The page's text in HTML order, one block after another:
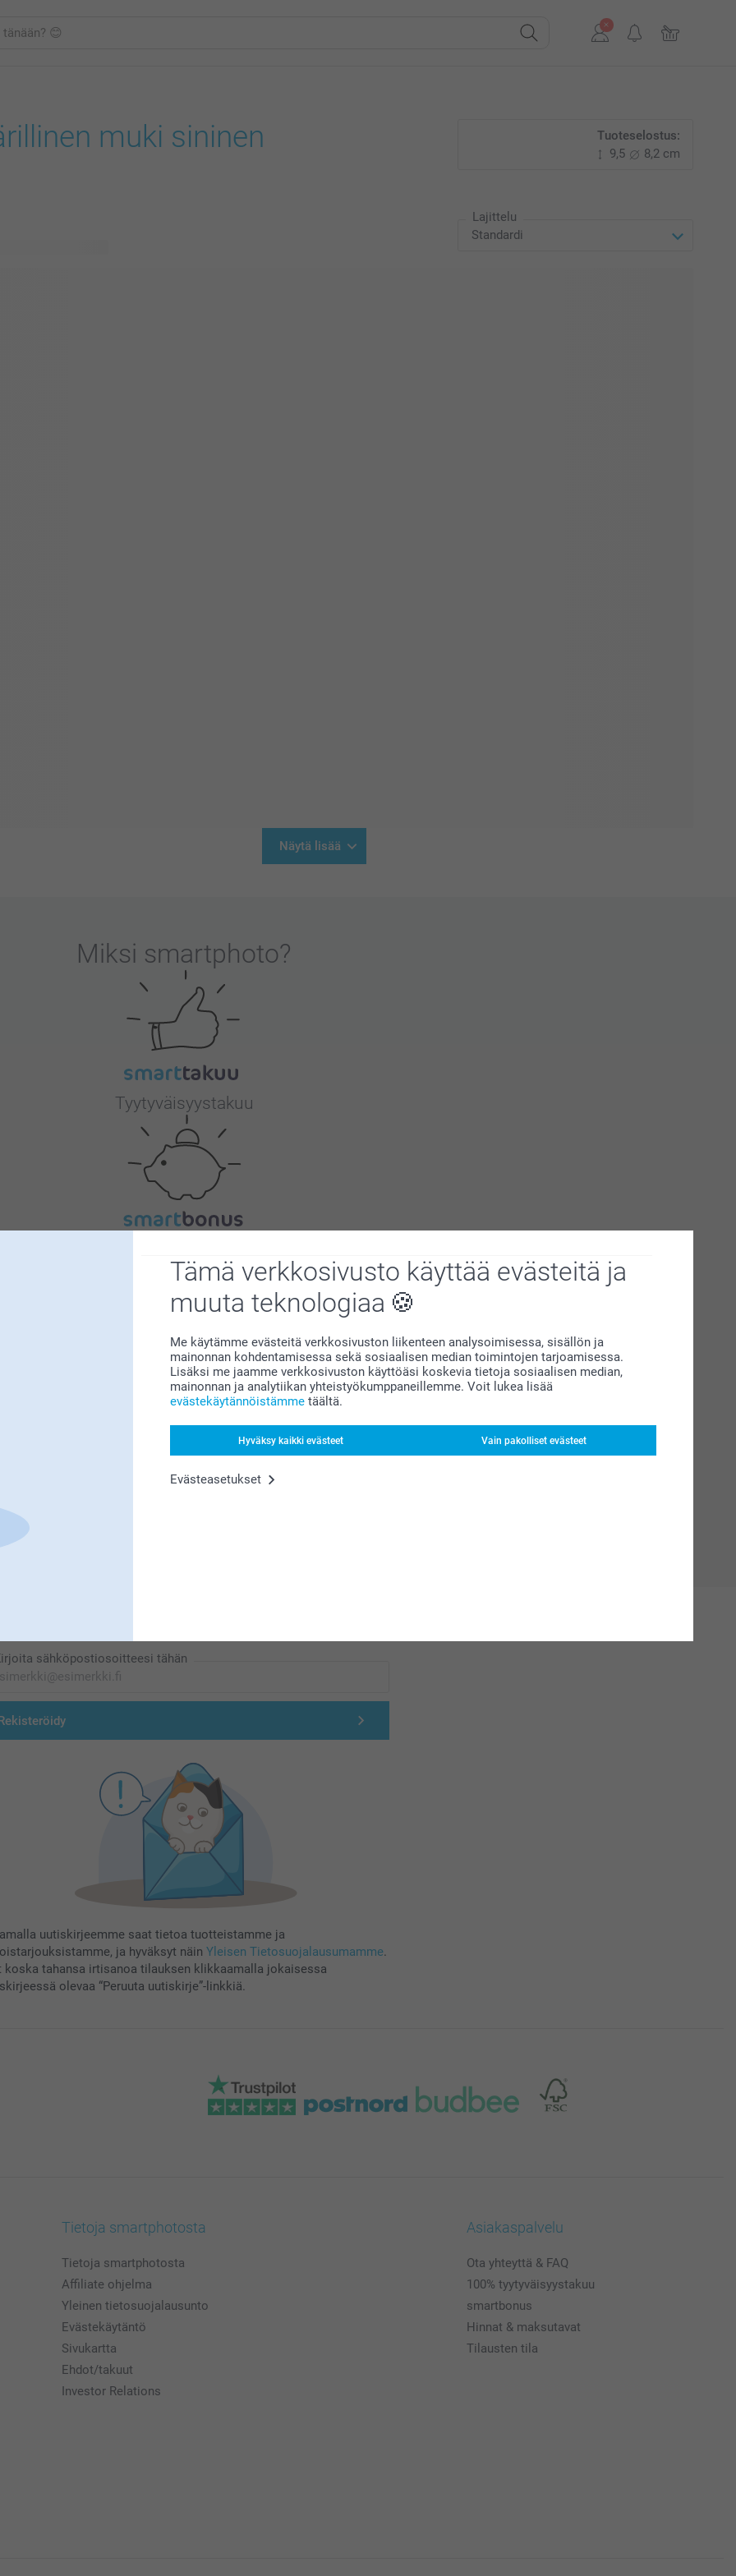
Tämä verkkosivusto käyttää evästeitä ja
muuta teknologiaa
Me käytämme evästeitä verkkosivuston liikenteen analysoimisessa, sisällön ja
mainonnan kohdentamisessa sekä sosiaalisen median toimintojen tarjoamisessa.
Lisäksi me jaamme verkkosivuston käyttöäsi koskevia tietoja sosiaalisen median,
mainonnan ja analytiikan yhteistyökumppaneillemme. Voit lukea lisää
evästekäytännöistämme täältä.
Hyväksy kaikki evästeet Vain pakolliset evästeet
Evästeasetukset
muki sininen
Tuoteselostus:
9,5
8,2 cm
Lajittelu
Näytä lisää
Miksi smartphoto?
Tyytyväisyystakuu
Etsitkö inspiraatiota?
sähköpostiosoitteesi tähän
uutiskirjeemme saat tietoa tuotteistamme ja
ja hyväksyt näin Yleisen Tietosuojalausumamme.
koska tahansa irtisanoa tilauksen klikkaamalla jokaisessa
olevaa “Peruuta uutiskirje”-linkkiä.
Tietoja smartphotosta
Tietoja smartphotosta
Affiliate ohjelma
Yleinen tietosuojalausunto
Evästekäytäntö
Sivukartta
Ehdot/takuut
Investor Relations
Asiakaspalvelu
Ota yhteyttä & FAQ
100% tyytyväisyystakuu
smartbonus
Hinnat & maksutavat
Tilausten tila